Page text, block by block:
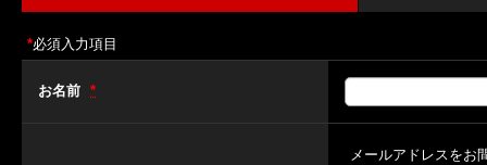
*必須入力項目
お名前 *
メールアドレスをお